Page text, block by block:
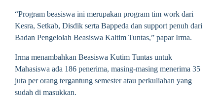
“Program beasiswa ini merupakan program tim work dari
Kesra, Setkab, Disdik serta Bappeda dan support penuh dari
Badan Pengelolah Beasiswa Kaltim Tuntas,” papar Irma.
Irma menambahkan Beasiswa Kutim Tuntas untuk
Mahasiswa ada 186 penerima, masing-masing menerima 35
juta per orang tergantung semester atau perkuliahan yang
sudah di masukkan.